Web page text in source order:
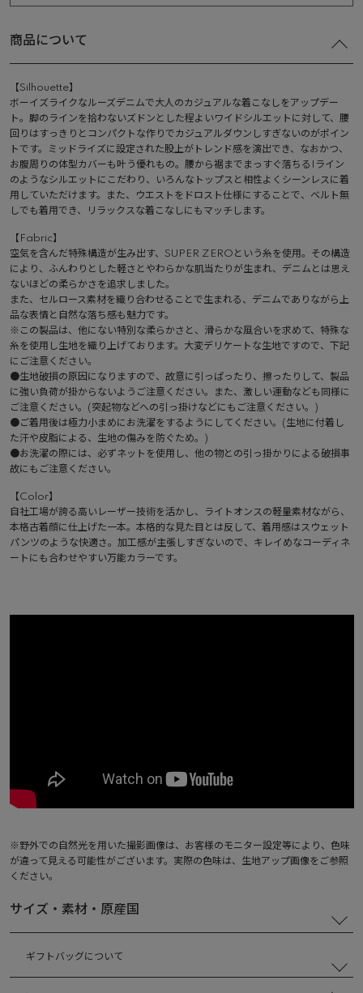
商品について
【Silhouette】
ボーイズライクなルーズデニムで大人のカジュアルな着こなしをアップデー
ト。脚のラインを拾わないズドンとした程よいワイドシルエットに対して、腰
回りはすっきりとコンパクトな作りでカジュアルダウンしすぎないのがポイン
トです。ミッドライズに設定された股上がトレンド感を演出でき、なおかつ、
お腹周りの体型カバーも叶う優れもの。腰から裾までまっすぐ落ちるIライン
のようなシルエットにこだわり、いろんなトップスと相性よくシーンレスに着
用していただけます。また、ウエストをドロスト仕様にすることで、ベルト無
しでも着用でき、リラックスな着こなしにもマッチします。
【Fabric】
空気を含んだ特殊構造が生み出す、SUPER ZEROという糸を使用。その構造
により、ふんわりとした軽さとやわらかな肌当たりが生まれ、デニムとは思え
ないほどの柔らかさを追求しました。
また、セルロース素材を織り合わせることで生まれる、デニムでありながら上
品な表情と自然な落ち感も魅力です。
※この製品は、他にない特別な柔らかさと、滑らかな風合いを求めて、特殊な
糸を使用し生地を織り上げております。大変デリケートな生地ですので、下記
にご注意ください。
●生地破損の原因になりますので、故意に引っぱったり、擦ったりして、製品
に強い負荷が掛からないようご注意ください。また、激しい運動なども同様に
ご注意ください。(突起物などへの引っ掛けなどにもご注意ください。)
●ご着用後は極力小まめにお洗濯をするようにしてください。(生地に付着し
た汗や皮脂による、生地の傷みを防ぐため。)
●お洗濯の際には、必ずネットを使用し、他の物との引っ掛かりによる破損事
故にもご注意ください。
【Color】
自社工場が誇る高いレーザー技術を活かし、ライトオンスの軽量素材ながら、
本格古着顔に仕上げた一本。本格的な見た目とは反して、着用感はスウェット
パンツのような快適さ。加工感が主張しすぎないので、キレイめなコーディネ
ートにも合わせやすい万能カラーです。
※野外での自然光を用いた撮影画像は、お客様のモニター設定等により、色味
が違って見える可能性がございます。実際の色味は、生地アップ画像をご参照
ください。
サイズ・素材・原産国
ギフトバッグについて